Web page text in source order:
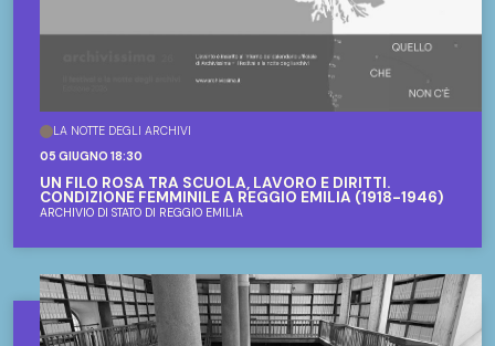
LA NOTTE DEGLI ARCHIVI
05 GIUGNO 18:30
UN FILO ROSA TRA SCUOLA, LAVORO E DIRITTI.
CONDIZIONE FEMMINILE A REGGIO EMILIA (1918-1946)
ARCHIVIO DI STATO DI REGGIO EMILIA